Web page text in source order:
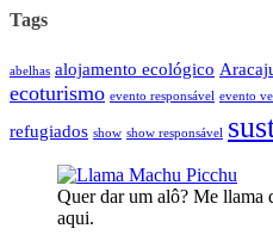
Tags
abelhas alojamento ecológico
ecoturismo evento responsável evento
refugiados show show responsável
Quer dar um alô? Me llama
aqui.